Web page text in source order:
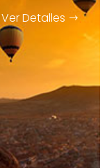
Ver Detalles